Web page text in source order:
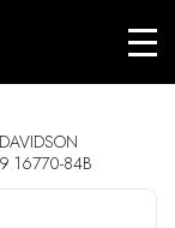
16770-84B